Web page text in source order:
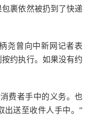
裹依然被扔到了快递
尧曾向中新网记者表
约执行。如果没有约
费者手中的义务。也
出送至收件人手中。”